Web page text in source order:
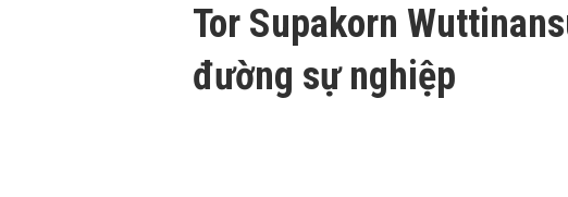
Tor Supakorn
đường sự nghiệp